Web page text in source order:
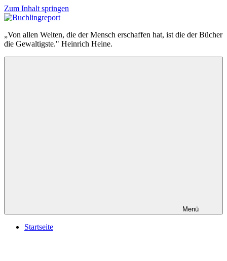
Zum Inhalt springen
Buchlingreport
„Von allen Welten, die der Mensch erschaffen hat, ist die der Bücher
die Gewaltigste." Heinrich Heine.
Menü
Startseite